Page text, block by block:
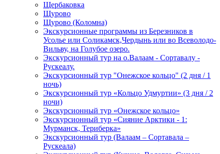
Щербаковка
Щурово
Щурово (Коломна)
Экскурсионные программы из Березников в
Усолье или Соликамск,Чердынь или во Всеволодо-
Вильву, на Голубое озеро.
Экскурсионный тур на о.Валаам - Сортавалу -
Рускеалу.
Экскурсионный тур "Онежское кольцо" (2 дня / 1
ночь)
Экскурсионный тур «Кольцо Удмуртии» (3 дня / 2
ночи)
Экскурсионный тур «Онежское кольцо»
Экскурсионный тур «Сияние Арктики - 1:
Мурманск, Териберка»
Экскурсионный тур (Валаам – Сортавала –
Рускеала)